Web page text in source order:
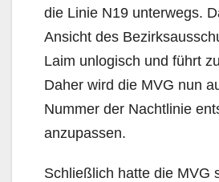
die Linie N19 unterwegs.
Ansicht des
Laim unlogisch und führt
Daher wird die MVG nun
Nummer der Nachtlinie
anzupassen.
Schließlich hatte die MVG